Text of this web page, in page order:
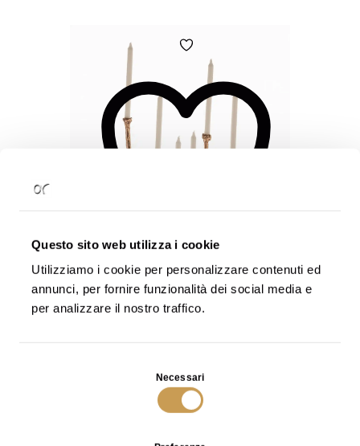
Questo sito web utilizza i cookie
Utilizziamo i cookie per personalizzare contenuti ed
annunci, per fornire funzionalità dei social media e
per analizzare il nostro traffico.
Necessari
Aggiungi
Wishlist
Scegli una lista oppureCrea una nuova
lista
Alga Candle Holder in Bronze Multiple
Aggiungi